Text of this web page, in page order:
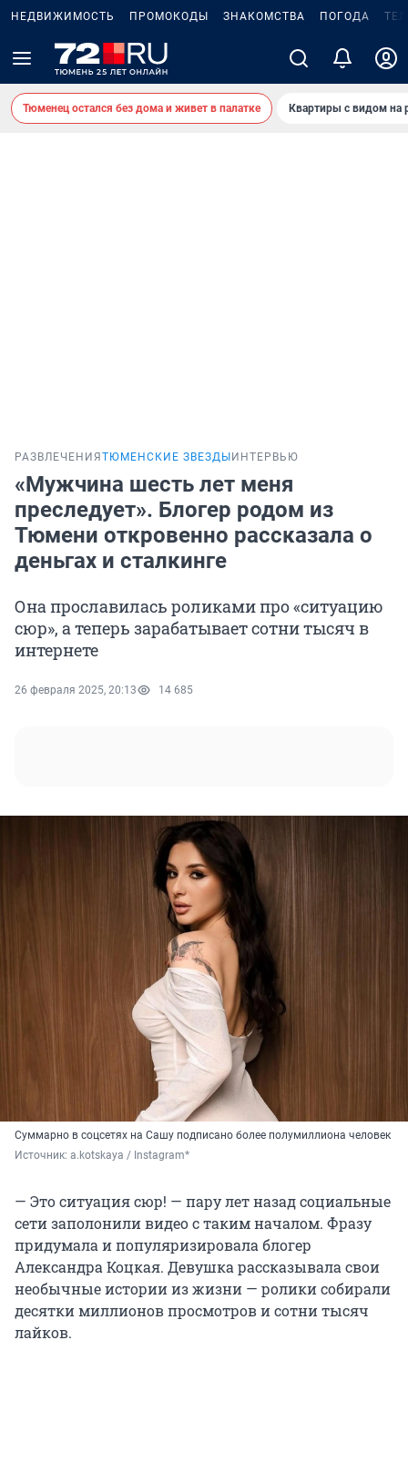
НЕДВИЖИМОСТЬ ПРОМОКОДЫ ЗНАКОМСТВА ПОГОДА
Тюменец остался без дома и живет в палатке Квартиры с видом на
РАЗВЛЕЧЕНИЯ ТЮМЕНСКИЕ ЗВЕЗДЫ ИНТЕРВЬЮ
«Мужчина шесть лет меня
преследует». Блогер родом из
Тюмени откровенно рассказала о
деньгах и сталкинге
Она прославилась роликами про «ситуацию
сюр», а теперь зарабатывает сотни тысяч в
интернете
26 февраля 2025, 20:13 14 685
Суммарно в соцсетях на Сашу подписано более полумиллиона человек
Источник: a.kotskaya / Instagram*
— Это ситуация сюр! — пару лет назад социальные
сети заполонили видео с таким началом. Фразу
придумала и популяризировала блогер
Александра Коцкая. Девушка рассказывала свои
необычные истории из жизни — ролики собирали
десятки миллионов просмотров и сотни тысяч
лайков.